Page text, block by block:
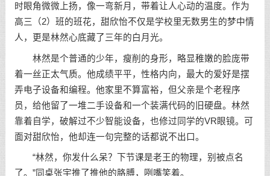
时眼角微微上扬，像一弯新月，带着让人心动的温度。作为
高三（2）班的班花，甜欣怡不仅是学校里无数男生的梦中情
人，更是林然心底藏了三年的白月光。
林然是个普通的少年，瘦削的身形，略显稚嫩的脸庞带
着一丝正太气质。他成绩平平，性格内向，最大的爱好是摆
弄电子设备和编程。他家里不算富裕，但父亲是个老程序
员，给他留了一堆二手设备和一个装满代码的旧硬盘。林然
靠着自学，破解过不少智能设备，也修过同学的VR眼镜。可
面对甜欣怡，他却连一句完整的话都说不出口。
“林然，你发什么呆？下节课是老王的物理，别被点名
了。”同桌张宇推了推他的胳膊，咧嘴笑着。